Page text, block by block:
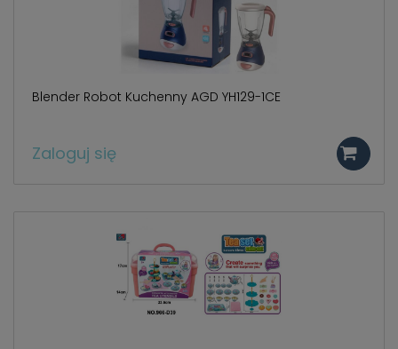
Blender Robot Kuchenny AGD YH129-1CE
Zaloguj się